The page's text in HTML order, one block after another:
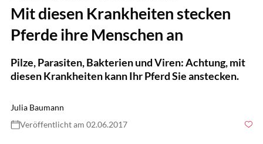
Mit diesen Krankheiten stecken
Pferde ihre Menschen an
Pilze, Parasiten, Bakterien und Viren: Achtung, mit
diesen Krankheiten kann Ihr Pferd Sie anstecken.
Julia Baumann
Veröffentlicht am 02.06.2017